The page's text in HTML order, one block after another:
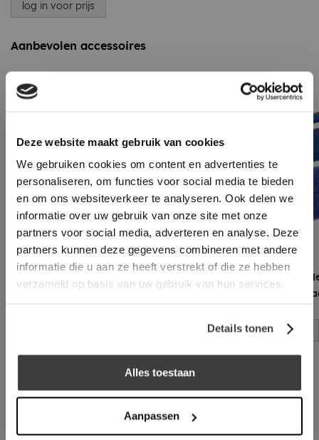
Deze website maakt gebruik van cookies
We gebruiken cookies om content en advertenties te
personaliseren, om functies voor social media te bieden
en om ons websiteverkeer te analyseren. Ook delen we
informatie over uw gebruik van onze site met onze
partners voor social media, adverteren en analyse. Deze
partners kunnen deze gegevens combineren met andere
informatie die u aan ze heeft verstrekt of die ze hebben
verzameld op basis van uw gebruik van hun services.
Details tonen
Alles toestaan
Aanpassen
log in voor prijs
Aanbevolen accessoires
Scrubbie
met
log in voor prijs
Vraag een vrijblijvende offerte aan!